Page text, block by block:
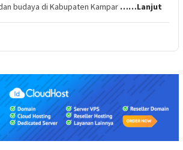
budaya di Kabupaten Kampar ……Lanjut